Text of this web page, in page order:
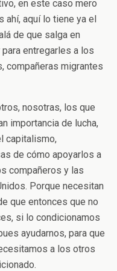
en este caso mero
ahí, aquí lo tiene ya el
de que salga en
entregarles a los
compañeras migrantes
nosotras, los que
importancia de lucha,
capitalismo,
de cómo apoyarlos a
compañeros y las
Porque necesitan
que entonces que no
si lo condicionamos
ayudarnos, para que
a los otros